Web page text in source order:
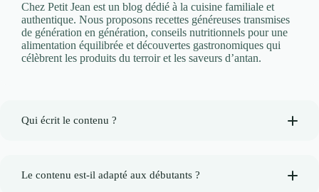
Chez Petit Jean est un blog dédié à la cuisine familiale et
authentique. Nous proposons recettes généreuses transmises
de génération en génération, conseils nutritionnels pour une
alimentation équilibrée et découvertes gastronomiques qui
célèbrent les produits du terroir et les saveurs d’antan.
Qui écrit le contenu ?
Le contenu est-il adapté aux débutants ?